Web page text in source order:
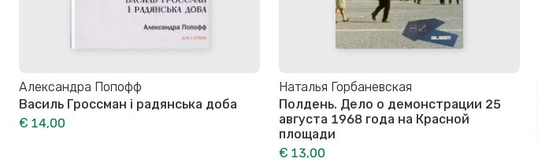
Александра Попофф
Василь Гроссман і радянська доба
€ 14,00
Наталья Горбаневская
Полдень. Дело о демонстрации 25
августа 1968 года на Красной
площади
€ 13,00